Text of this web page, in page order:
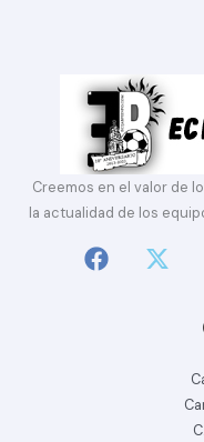
Creemos en el valor de
la actualidad de los